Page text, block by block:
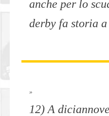
anche per lo
derby fa storia a
»
12) A